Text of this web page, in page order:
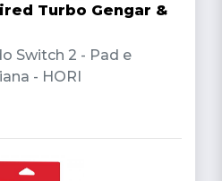
Turbo Gengar &
Switch 2 - Pad e
- HORI